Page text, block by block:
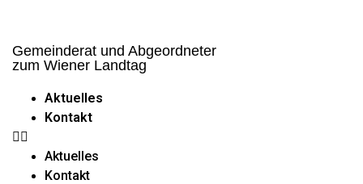
Gemeinderat und Abgeordneter
zum Wiener Landtag
Aktuelles
Kontakt
Aktuelles
Kontakt